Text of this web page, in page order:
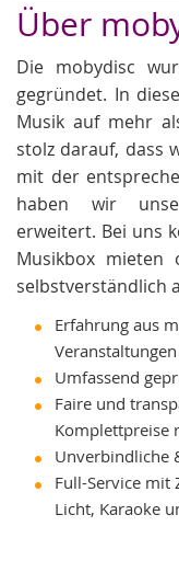
Über
Die mobydisc
gegründet. In
Musik auf mehr
stolz darauf, dass
mit der
haben wir
erweitert. Bei uns
Musikbox mieten
selbstverständlich
Erfahrung aus
Umfassend
Faire und
Komplettpreise
Unverbindliche
Full-Service mit
Licht, Karaoke